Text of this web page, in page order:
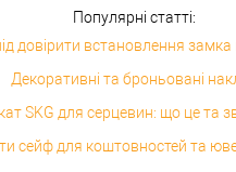
Популярні статті:
довірити встановлення замка
Декоративні та броньовані
SKG для серцевин: що це та
сейф для коштовностей та